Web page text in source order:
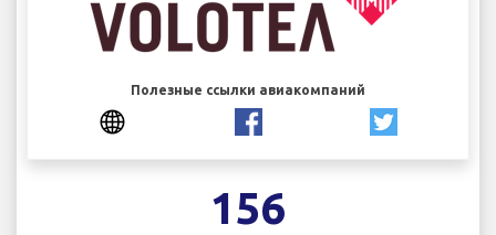
Полезные ссылки авиакомпаний
156